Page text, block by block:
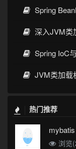
Spring
深入JVM类
Spring IoC
JVM类加载
热门推荐
浏览